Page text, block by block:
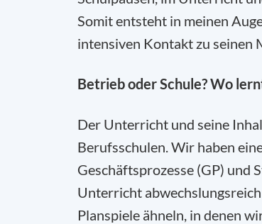
Somit entsteht in meinen
intensiven Kontakt zu seinen
Betrieb oder Schule? Wo
Der Unterricht und seine
Berufsschulen. Wir haben
Geschäftsprozesse (GP) und
Unterricht
Planspiele ähneln, in denen